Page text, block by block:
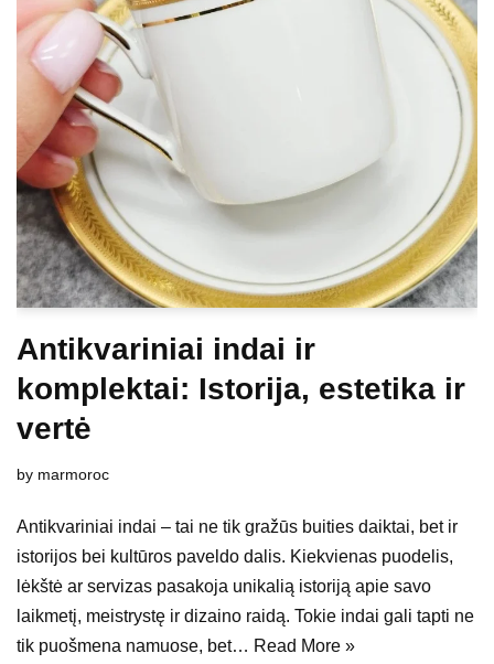
Antikvariniai indai ir
komplektai: Istorija, estetika ir
vertė
by marmoroc
Antikvariniai indai – tai ne tik gražūs buities daiktai, bet ir
istorijos bei kultūros paveldo dalis. Kiekvienas puodelis,
lėkštė ar servizas pasakoja unikalią istoriją apie savo
laikmetį, meistrystę ir dizaino raidą. Tokie indai gali tapti ne
tik puošmena namuose, bet… Read More »